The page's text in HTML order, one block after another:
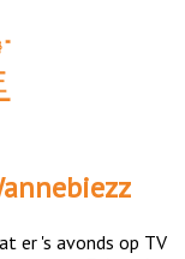
er 's avonds op TV